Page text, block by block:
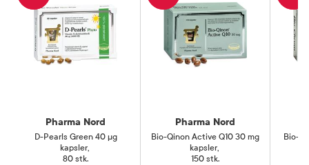
Pharma Nord
D-Pearls Green 40 µg
kapsler,
80 stk.
Pharma Nord
Bio-Qinon Active Q10 30 mg
kapsler,
150 stk.
Bio-